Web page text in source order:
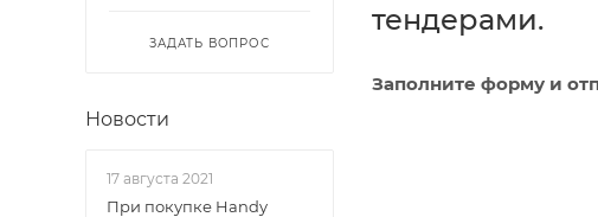
тендерами.
Заполните форму и
ЗАДАТЬ ВОПРОС
Новости
17 августа 2021
При покупке Handy